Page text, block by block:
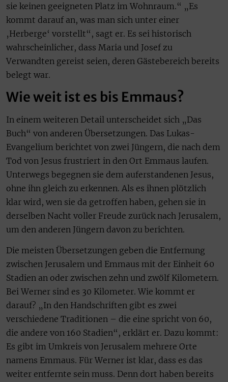
sie keinen geeigneten Platz im Wohnraum.“ „Es
kommt darauf an, was man sich unter einer
‚Herberge‘ vorstellt“, sagt er. Es sei historisch
wahrscheinlicher, dass Maria und Josef zu
Verwandten gereist seien, deren Gästebereich bereits
belegt war.
Wie weit ist es bis Emmaus?
In einem weiteren Detail unterscheidet sich „Das
Buch“ von anderen Übersetzungen. Das Lukas-
Evangelium berichtet von zwei Jüngern, die nach dem
Tod von Jesus frustriert in den Ort Emmaus laufen.
Unterwegs begegnen sie dem auferstandenen Jesus,
ohne ihn gleich zu erkennen. Als es ihnen plötzlich
klar wird, wen sie da getroffen haben, gehen sie in
derselben Nacht voller Freude zurück nach Jerusalem,
um den anderen Jüngern davon zu berichten.
Die meisten Übersetzungen geben die Entfernung
zwischen Jerusalem und Emmaus mit der Einheit 60
Stadien an oder zwischen zehn und zwölf Kilometern.
Bei Werner sind es 30 Kilometer. Wie kommt er
darauf? „In den Handschriften gibt es zwei
verschiedene Traditionen – die eine spricht von 60,
die andere von 160 Stadien“, erklärt er. Dazu kommt:
Es gibt im Umkreis von Jerusalem mehrere Orte
namens Emmaus. Für Werner ist klar, dass es das
weiter entfernte sein muss. Denn dort haben bereits